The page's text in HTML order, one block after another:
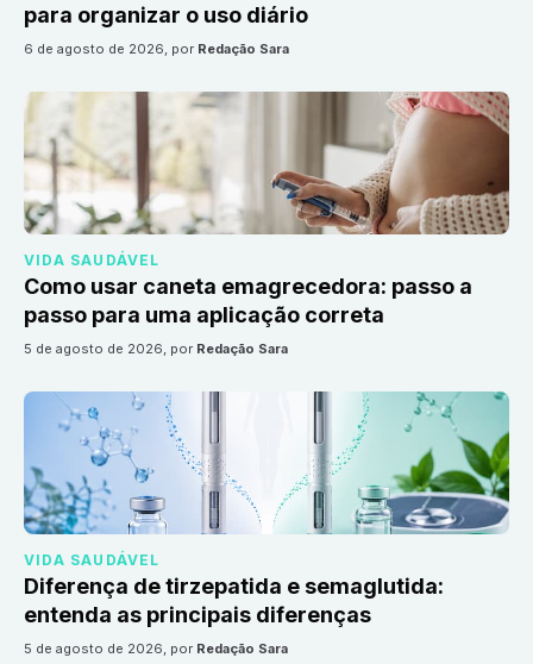
para organizar o uso diário
6 de agosto de 2026, por Redação Sara
VIDA SAUDÁVEL
Como usar caneta emagrecedora: passo a
passo para uma aplicação correta
5 de agosto de 2026, por Redação Sara
VIDA SAUDÁVEL
Diferença de tirzepatida e semaglutida:
entenda as principais diferenças
5 de agosto de 2026, por Redação Sara